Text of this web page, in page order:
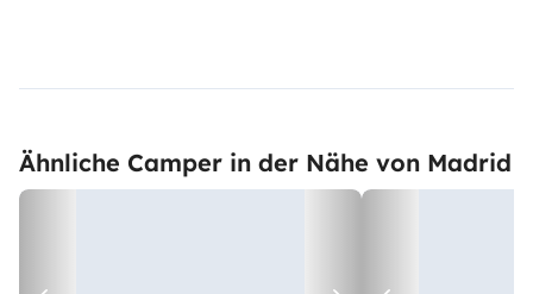
Ähnliche Camper in der Nähe von Madrid